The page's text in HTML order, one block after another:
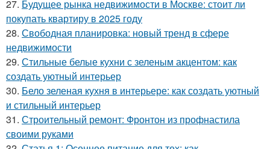
27. Будущее рынка недвижимости в Москве: стоит ли
покупать квартиру в 2025 году
28. Свободная планировка: новый тренд в сфере
недвижимости
29. Стильные белые кухни с зеленым акцентом: как
создать уютный интерьер
30. Бело зеленая кухня в интерьере: как создать уютный
и стильный интерьер
31. Строительный ремонт: Фронтон из профнастила
своими руками